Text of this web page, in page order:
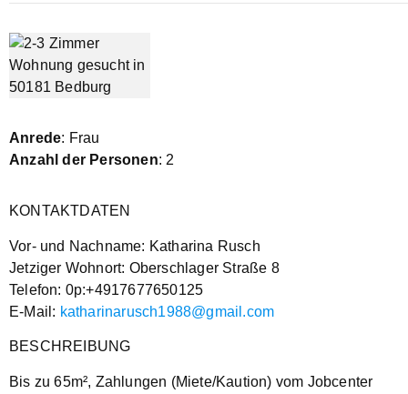
Anrede: Frau
Anzahl der Personen: 2
KONTAKTDATEN
Vor- und Nachname: Katharina Rusch
Jetziger Wohnort: Oberschlager Straße 8
Telefon: 0p:+4917677650125
E-Mail: katharinarusch1988@gmail.com
BESCHREIBUNG
Bis zu 65m², Zahlungen (Miete/Kaution) vom Jobcenter